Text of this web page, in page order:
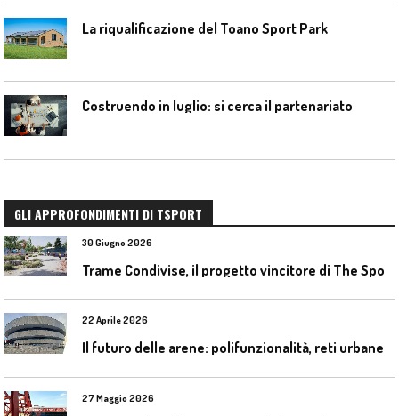
La riqualificazione del Toano Sport Park
Costruendo in luglio: si cerca il partenariato
GLI APPROFONDIMENTI DI TSPORT
30 Giugno 2026
22 Aprile 2026
27 Maggio 2026